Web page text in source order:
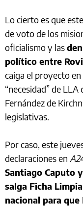
Lo cierto es que
de voto de los
oficialismo y las
político entre
caiga el proyecto
“necesidad” de
Fernández de
legislativas.
Por caso, este
declaraciones en
Santiago Caputo
salga Ficha
nacional para